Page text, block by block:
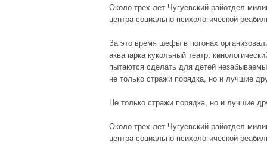
Около трех лет Чугуевский райотдел
центра социально-психологической
За это время шефы в погонах
аквапарка кукольный театр,
пытаются сделать для детей
не только стражи порядка, но и лучшие
Не только стражи порядка, но и лучшие
Около трех лет Чугуевский райотдел
центра социально-психологической